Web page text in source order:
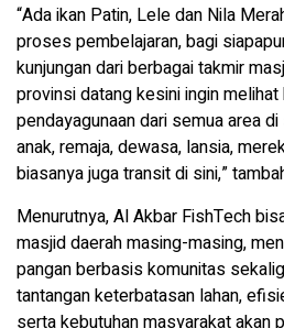
“Ada ikan Patin, Lele dan Nila
proses pembelajaran, bagi
kunjungan dari berbagai takmir
provinsi datang kesini ingin
pendayagunaan dari semua area
anak, remaja, dewasa, lansia,
biasanya juga transit di sini,”
Menurutnya, Al Akbar FishTech
masjid daerah masing-masing,
pangan berbasis komunitas
tantangan keterbatasan lahan,